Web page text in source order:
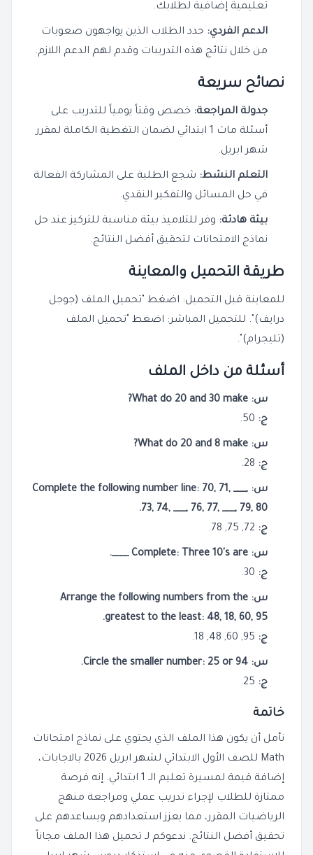
تعليمية إضافية لطلابك.
الدعم الفردي: حدد الطلاب الذين يواجهون صعوبات
من خلال نتائج هذه التدريبات وقدم لهم الدعم اللازم.
نصائح سريعة
جدولة المراجعة: خصص وقتاً يومياً للتدريب على
أسئلة ماث 1 ابتدائي لضمان التغطية الكاملة لمقرر
شهر ابريل.
التعلم النشط: شجع الطلبة على المشاركة الفعالة
في حل المسائل والتفكير النقدي.
بيئة هادئة: وفر للتلاميذ بيئة مناسبة للتركيز عند حل
نماذج الامتحانات لتحقيق أفضل النتائج.
طريقة التحميل والمعاينة
للمعاينة قبل التحميل: اضغط "تحميل الملف (جوجل
درايف)". للتحميل المباشر: اضغط "تحميل الملف
(تليجرام)".
أسئلة من داخل الملف
س: What do 20 and 30 make?
ج:
س: What do 20 and 8 make?
ج:
س: Complete the following number line: 70, 71, ___,
73, 74, ___, 76, 77, ___, 79, 80.
ج:
س: Complete: Three 10's are ____.
ج:
س: Arrange the following numbers from the
greatest to the least: 48, 18, 60, 95.
ج:
س: Circle the smaller number: 25 or 94.
ج:
خاتمة
نأمل أن يكون هذا الملف الذي يحتوي على نماذج امتحانات
Math للصف الأول الابتدائي لشهر ابريل 2026 بالاجابات،
إضافة قيمة لمسيرة تعليم الـ 1 ابتدائي. إنه فرصة
ممتازة للطلاب لإجراء تدريب عملي ومراجعة منهج
الرياضيات المقرر، مما يعزز استعدادهم ويساعدهم على
تحقيق أفضل النتائج. ندعوكم لـ تحميل هذا الملف مجاناً